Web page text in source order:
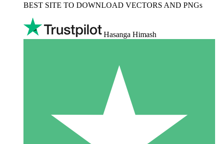
BEST SITE TO DOWNLOAD VECTORS AND PNGs
Hasanga Himash